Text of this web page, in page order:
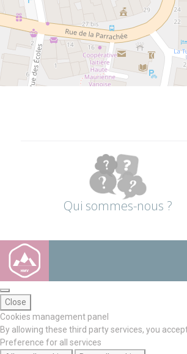
Qui sommes-nous ?
Close
Cookies management panel
By allowing these third party services, you
Preference for all services